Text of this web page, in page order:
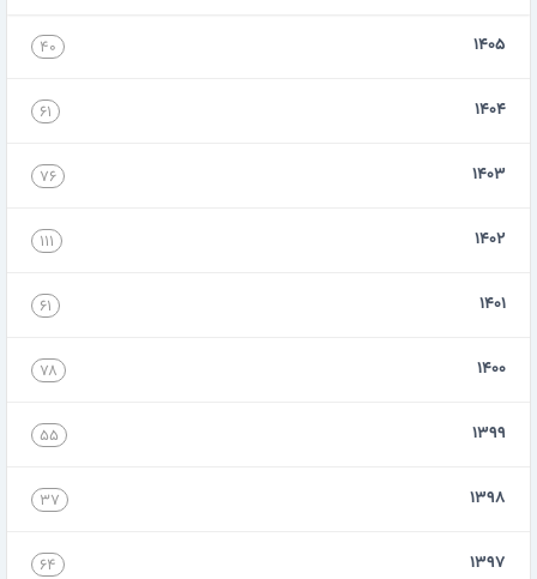
۱۴۰۵ ۴۰
۱۴۰۴ ۶۱
۱۴۰۳ ۷۶
۱۴۰۲ ۱۱۱
۱۴۰۱ ۶۱
۱۴۰۰ ۷۸
۱۳۹۹ ۵۵
۱۳۹۸ ۳۷
۱۳۹۷ ۶۴